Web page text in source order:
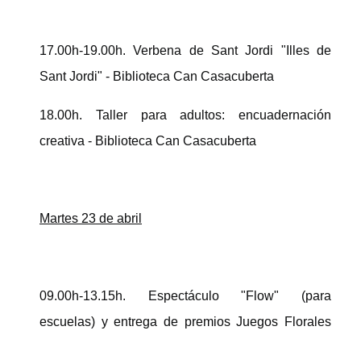
17.00h-19.00h. Verbena de Sant Jordi "Illes de
Sant Jordi" - Biblioteca Can Casacuberta
18.00h. Taller para adultos: encuadernación
creativa - Biblioteca Can Casacuberta
Martes 23 de abril
09.00h-13.15h. Espectáculo "Flow" (para
escuelas) y entrega de premios Juegos Florales